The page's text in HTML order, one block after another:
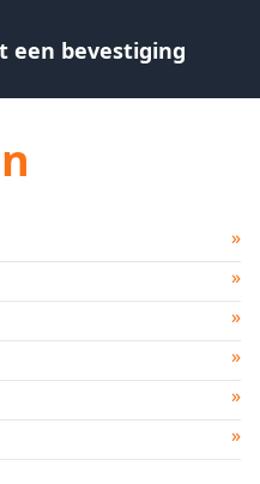
een bevestiging
»
»
»
»
»
»